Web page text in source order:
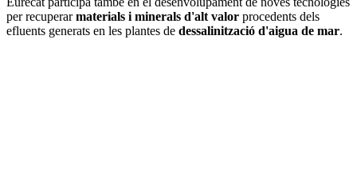
per recuperarmaterials i minerals d'alt valor procedents dels
efluents generats en les plantes de dessalinització d'aigua de mar.